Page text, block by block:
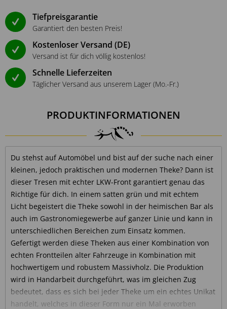
Tiefpreisgarantie
Garantiert den besten Preis!
Kostenloser Versand (DE)
Versand ist für dich völlig kostenlos!
Schnelle Lieferzeiten
Täglicher Versand aus unserem Lager (Mo.-Fr.)
PRODUKTINFORMATIONEN
Du stehst auf Automöbel und bist auf der suche nach einer
kleinen, jedoch praktischen und modernen Theke? Dann ist
dieser Tresen mit echter LKW-Front garantiert genau das
Richtige für dich. In einem satten grün und mit echtem
Licht begeistert die Theke sowohl in der heimischen Bar als
auch im Gastronomiegewerbe auf ganzer Linie und kann in
unterschiedlichen Bereichen zum Einsatz kommen.
Gefertigt werden diese Theken aus einer Kombination von
echten Frontteilen alter Fahrzeuge in Kombination mit
hochwertigem und robustem Massivholz. Die Produktion
wird in Handarbeit durchgeführt, was im gleichen Zug
bedeutet, dass es sich bei jeder Theke um ein echtes Unikat
handelt, welches in dieser Form nur ein Mal erworben